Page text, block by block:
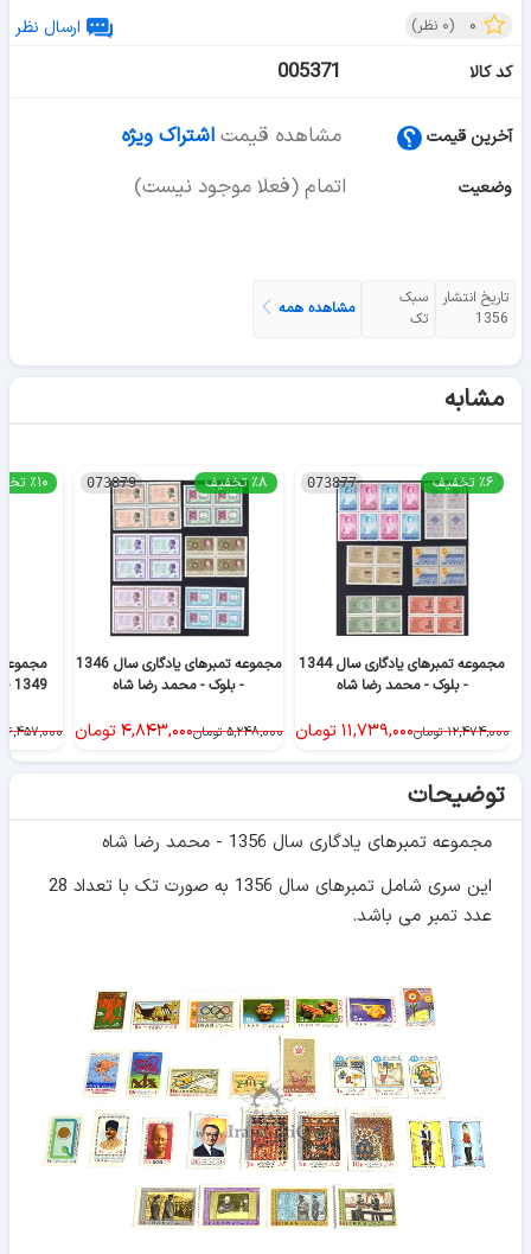
۰ (۰ نظر)
ارسال نظر
کد کالا
005371
آخرین قیمت مشاهده قیمت اشتراک ویژه
وضعیت اتمام (فعلا موجود نیست)
تاریخ انتشار
1356
سبک
تک
مشاهده همه
مشابه
073877
مجموعه تمبرهای یادگاری سال 1344
- بلوک - محمد رضا شاه
٪۶ تخفیف
۱۲,۴۷۴,۰۰۰ تومان۱۱,۷۳۹,۰۰۰تومان
073879
مجموعه تمبرهای یادگاری سال 1346
- بلوک - محمد رضا شاه
٪۸ تخفیف
۵,۲۴۸,۰۰۰ تومان۴,۸۴۳,۰۰۰تومان
مجموعه
1349 - بلوک - محمد رضا شاه
٪۱۰ تخفیف
۶,۴۵۷,۰۰۰
توضیحات
مجموعه تمبرهای یادگاری سال 1356 - محمد رضا شاه
این سری شامل تمبرهای سال 1356 به صورت تک با تعداد 28
عدد تمبر می باشد.